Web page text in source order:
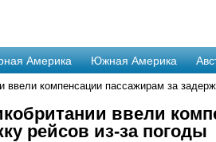
Америка Южная Америка
компенсации пассажирам за
ввели
рейсов из-за погоды